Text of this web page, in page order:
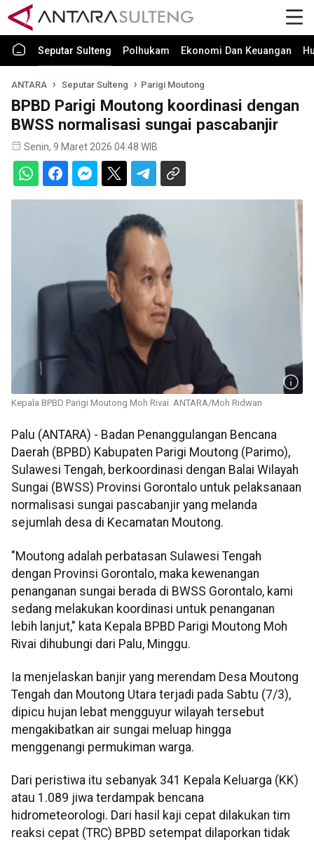
Seputar Sulteng Polhukam Ekonomi Dan Keuangan
ANTARA Seputar Sulteng Parigi Moutong
BPBD Parigi Moutong koordinasi dengan
BWSS normalisasi sungai pascabanjir
Senin, 9 Maret 2026 04:48 WIB
Kepala BPBD Parigi Moutong Moh Rivai. ANTARA/Moh Ridwan
Palu (ANTARA) - Badan Penanggulangan Bencana
Daerah (BPBD) Kabupaten Parigi Moutong (Parimo),
Sulawesi Tengah, berkoordinasi dengan Balai Wilayah
Sungai (BWSS) Provinsi Gorontalo untuk pelaksanaan
normalisasi sungai pascabanjir yang melanda
sejumlah desa di Kecamatan Moutong.
"Moutong adalah perbatasan Sulawesi Tengah
dengan Provinsi Gorontalo, maka kewenangan
penanganan sungai berada di BWSS Gorontalo, kami
sedang melakukan koordinasi untuk penanganan
lebih lanjut," kata Kepala BPBD Parigi Moutong Moh
Rivai dihubungi dari Palu, Minggu.
Ia menjelaskan banjir yang merendam Desa Moutong
Tengah dan Moutong Utara terjadi pada Sabtu (7/3),
dipicu hujan lebat mengguyur wilayah tersebut
mengakibatkan air sungai meluap hingga
menggenangi permukiman warga.
Dari peristiwa itu sebanyak 341 Kepala Keluarga (KK)
atau 1.089 jiwa terdampak bencana
hidrometeorologi. Dari hasil kaji cepat dilakukan tim
reaksi cepat (TRC) BPBD setempat dilaporkan tidak